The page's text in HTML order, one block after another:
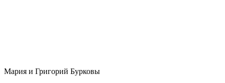
Мария и Григорий Бурковы